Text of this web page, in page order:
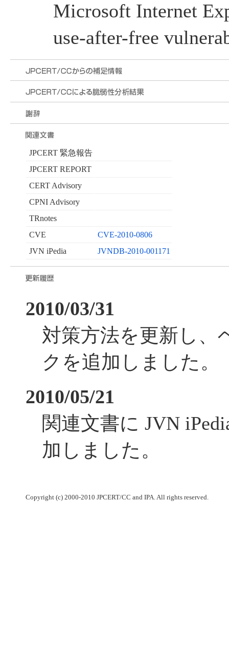
Microsoft Internet
use-after-free
JPCERT 緊急報告
JPCERT REPORT
CERT Advisory
CPNI Advisory
TRnotes
CVE
CVE-2010-0806
JVN iPedia
JVNDB-2010-001171
2010/03/31
対策方法を更新し、
クを追加しました。
2010/05/21
関連文書に JVN
加しました。
Copyright (c) 2000-2010 JPCERT/CC and IPA. All rights reserved.